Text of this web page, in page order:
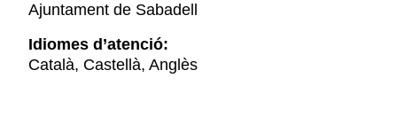
Ajuntament de Sabadell
Idiomes d’atenció:
Català, Castellà, Anglès